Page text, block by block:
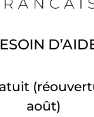
août)